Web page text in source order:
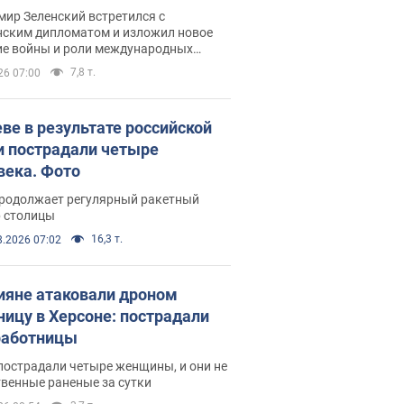
с Безсмертным
Зеленский встретился с
дипломатом и изложил новое
войны и роли международных
в борьбе с Россией
07:00 7,8 т.
в результате российской
пострадали четыре
Фото
регулярный ракетный
столицы
07:02 16,3 т.
атаковали дроном
в Херсоне: пострадали
четыре женщины, и они не
раненые за сутки